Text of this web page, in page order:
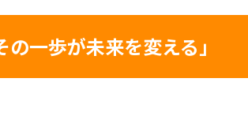
の一歩が未来を変える」